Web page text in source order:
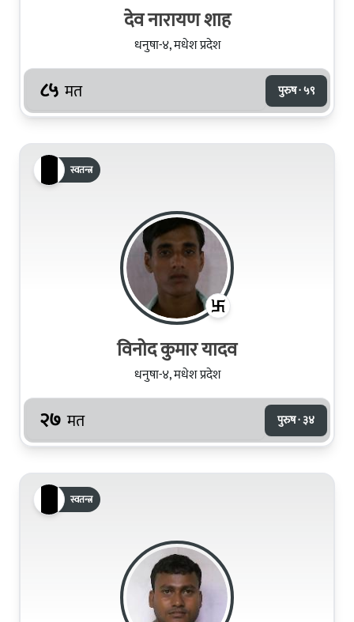
देव नारायण शाह
धनुषा-४, मधेश प्रदेश
८५ मत पुरुष · ५९
स्वतन्त्र
विनोद कुमार यादव
धनुषा-४, मधेश प्रदेश
२७ मत पुरुष · ३४
स्वतन्त्र